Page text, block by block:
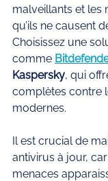
malveillants et les
qu’ils ne causent
Choisissez une
comme
Kaspersky, qui
complètes contre
modernes.
Il est crucial de
antivirus à jour,
menaces